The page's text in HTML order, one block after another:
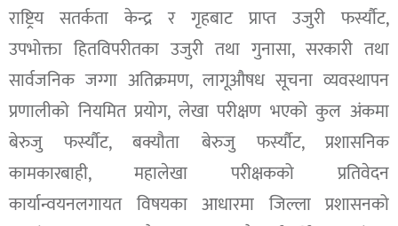
राष्ट्रिय सतर्कता केन्द्र र गृहबाट प्राप्त उजुरी फर्स्यौट,
उपभोक्ता हितविपरीतका उजुरी तथा गुनासा, सरकारी तथा
सार्वजनिक जग्गा अतिक्रमण, लागूऔषध सूचना व्यवस्थापन
प्रणालीको नियमित प्रयोग, लेखा परीक्षण भएको कुल अंकमा
बेरुजु फर्स्यौट, बक्यौता बेरुजु फर्स्यौट, प्रशासनिक
कामकारबाही, महालेखा परीक्षकको प्रतिवेदन
कार्यान्वयनलगायत विषयका आधारमा जिल्ला प्रशासनको